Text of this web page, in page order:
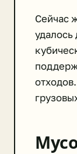
Сейчас